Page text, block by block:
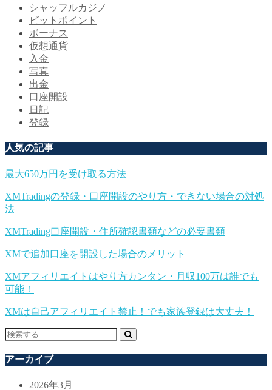
シャッフルカジノ
ビットポイント
ボーナス
仮想通貨
入金
写真
出金
口座開設
日記
登録
人気の記事
最大650万円を受け取る方法
XMTradingの登録・口座開設のやり方・できない場合の対処
法
XMTrading口座開設・住所確認書類などの必要書類
XMで追加口座を開設した場合のメリット
XMアフィリエイトはやり方カンタン・月収100万は誰でも
可能！
XMは自己アフィリエイト禁止！でも家族登録は大丈夫！
アーカイブ
2026年3月